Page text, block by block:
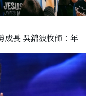
成長 吳錦波牧師：年